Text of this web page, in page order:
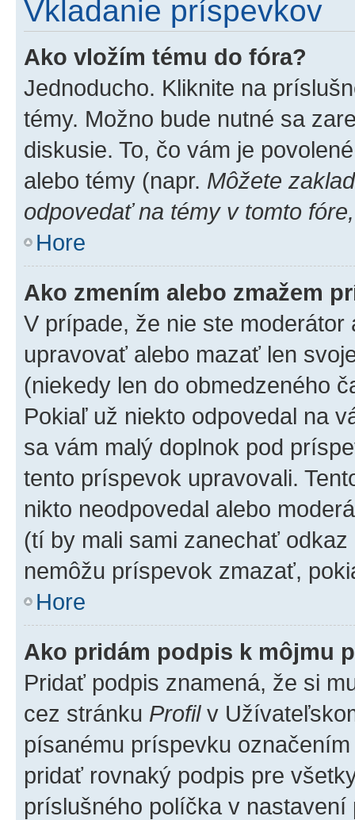
Vkladanie príspevkov
Ako vložím tému do fóra?
Jednoducho. Kliknite na
témy. Možno bude nutné sa
diskusie. To, čo vám je
alebo témy (napr. Môžete
odpovedať na témy v tomto
Hore
Ako zmením alebo zmažem
V prípade, že nie ste
upravovať alebo mazať len
(niekedy len do obmedzeného
Pokiaľ už niekto odpovedal na
sa vám malý doplnok pod
tento príspevok upravovali.
nikto neodpovedal alebo
(tí by mali sami zanechať
nemôžu príspevok zmazať,
Hore
Ako pridám podpis k môjmu
Pridať podpis znamená, že si
cez stránku Profilv
písanému príspevku
pridať rovnaký podpis pre
príslušného políčka v